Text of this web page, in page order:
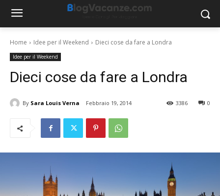
Home Idee per il Weekend Dieci cose da fare a Londra
Idee per il Weekend
Dieci cose da fare a Londra
By Sara Louis Verna Febbraio 19, 2014 0
3386